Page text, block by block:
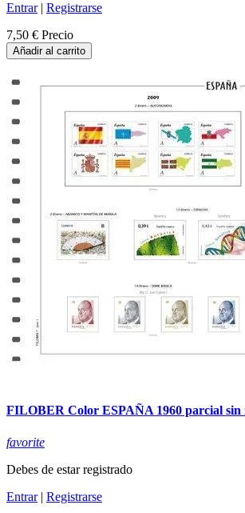
Entrar| Registrarse
7,50 € Precio
Añadir al carrito
FILOBER Color ESPAÑA 1960 parcial sin
favorite
Debes de estar registrado
Entrar| Registrarse